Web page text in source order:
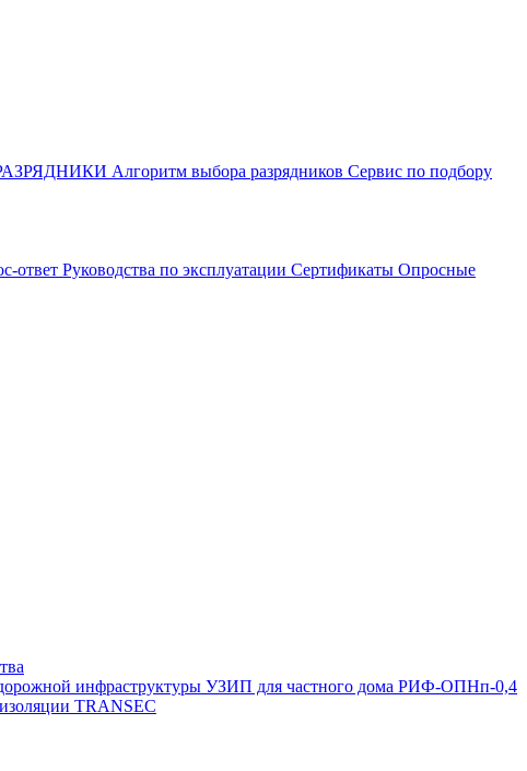
Алгоритм выбора разрядников Сервис по подбору
ответ Руководства по эксплуатации Сертификаты Опросные
инфраструктуры УЗИП для частного дома РИФ-ОПНп-0,4
TRANSEC